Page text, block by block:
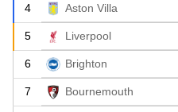
4 Aston Villa
5 Liverpool
6 Brighton
7 Bournemouth